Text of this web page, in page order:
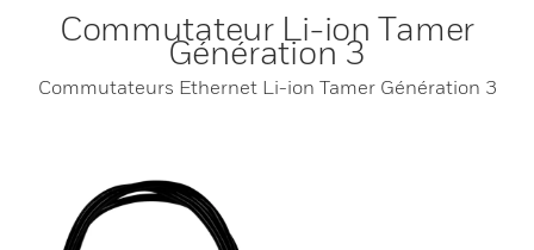
Commutateur Li-ion Tamer
Génération 3
Commutateurs Ethernet Li-ion Tamer Génération 3